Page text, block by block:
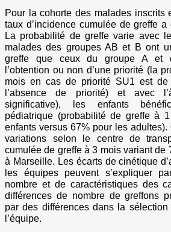
Pour la cohorte des malades inscrits
taux d’incidence cumulée de greffe
La probabilité de greffe varie avec
malades des groupes AB et B ont
greffe que ceux du groupe A et
l’obtention ou non d’une priorité (la
mois en cas de priorité SU1 est
l’absence de priorité) et avec
significative), les enfants
pédiatrique (probabilité de greffe à
enfants versus 67% pour les
variations selon le centre de
cumulée de greffe à 3 mois variant de
à Marseille. Les écarts de cinétique
les équipes peuvent s’expliquer
nombre et de caractéristiques des
différences de nombre de greffons
par des différences dans la
l’équipe.